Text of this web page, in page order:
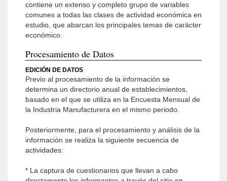
contiene un extenso y completo grupo de variables
comunes a todas las clases de actividad económica en
estudio, que abarcan los principales temas de carácter
económico.
Procesamiento de Datos
EDICIÓN DE DATOS
Previo al procesamiento de la información se
determina un directorio anual de establecimientos,
basado en el que se utiliza en la Encuesta Mensual de
la Industria Manufacturera en el mismo periodo.
Posteriormente, para el procesamiento y análisis de la
información se realiza la siguiente secuencia de
actividades:
* La captura de cuestionarios que llevan a cabo